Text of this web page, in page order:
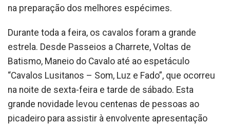
na preparação dos melhores espécimes.
Durante toda a feira, os cavalos foram a grande
estrela. Desde Passeios a Charrete, Voltas de
Batismo, Maneio do Cavalo até ao espetáculo
“Cavalos Lusitanos – Som, Luz e Fado”, que ocorreu
na noite de sexta-feira e tarde de sábado. Esta
grande novidade levou centenas de pessoas ao
picadeiro para assistir à envolvente apresentação